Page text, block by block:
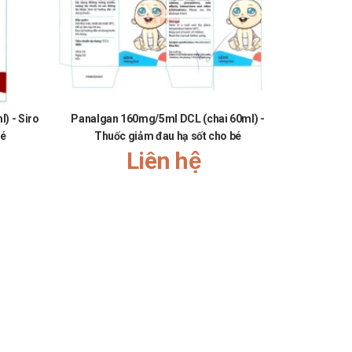
- Siro
Panalgan 160mg/5ml DCL (chai 60ml) -
Thuốc giảm đau hạ sốt cho bé
Liên hệ